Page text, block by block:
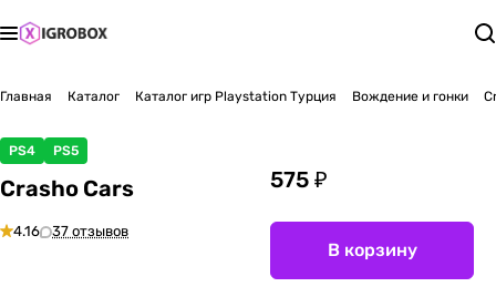
Главная Каталог Каталог игр Playstation Турция Вождение и гонки
PS4 PS5
Crasho Cars
4.16 37 отзывов
575 ₽
В корзину